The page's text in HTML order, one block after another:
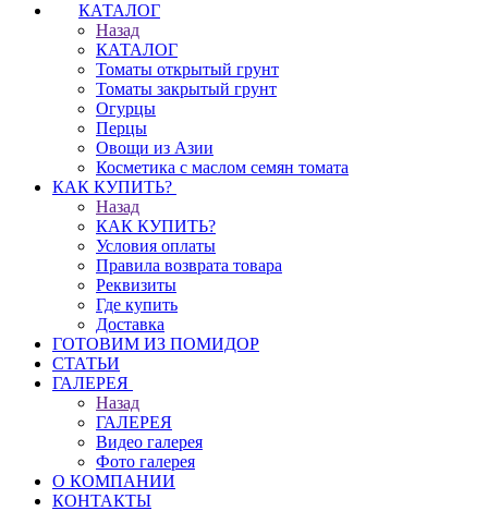
КАТАЛОГ
Назад
КАТАЛОГ
Томаты открытый грунт
Томаты закрытый грунт
Огурцы
Перцы
Овощи из Азии
Косметика с маслом семян томата
КАК КУПИТЬ?
Назад
КАК КУПИТЬ?
Условия оплаты
Правила возврата товара
Реквизиты
Где купить
Доставка
ГОТОВИМ ИЗ ПОМИДОР
СТАТЬИ
ГАЛЕРЕЯ
Назад
ГАЛЕРЕЯ
Видео галерея
Фото галерея
О КОМПАНИИ
КОНТАКТЫ